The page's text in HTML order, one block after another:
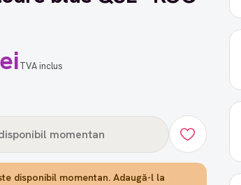
TVA inclus
momentan
disponibil momentan. Adaugă-l la